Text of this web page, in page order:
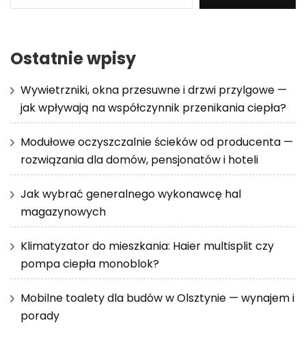
Ostatnie wpisy
Wywietrzniki, okna przesuwne i drzwi przylgowe —
jak wpływają na współczynnik przenikania ciepła?
Modułowe oczyszczalnie ścieków od producenta —
rozwiązania dla domów, pensjonatów i hoteli
Jak wybrać generalnego wykonawcę hal
magazynowych
Klimatyzator do mieszkania: Haier multisplit czy
pompa ciepła monoblok?
Mobilne toalety dla budów w Olsztynie — wynajem i
porady